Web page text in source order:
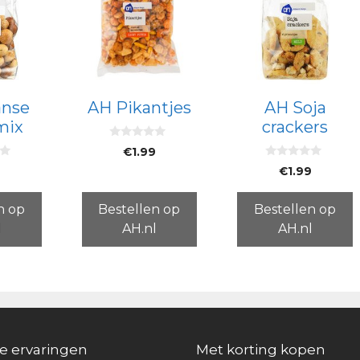
op
AH Pikantjes
€1.99
Bestellen op
AH.nl
AH Soja
crackers
5
€1.99
Bestellen op
AH.nl
ervaringen Met korting kopen